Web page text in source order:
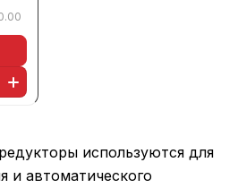
используются для
и автоматического